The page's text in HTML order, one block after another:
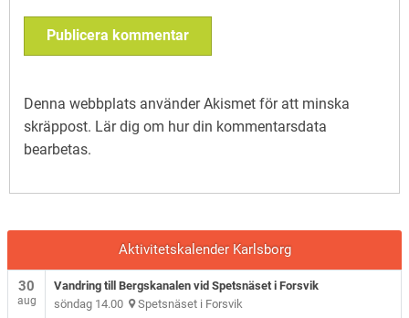
Denna webbplats använder Akismet för att minska
skräppost. Lär dig om hur din kommentarsdata
bearbetas.
Aktivitetskalender Karlsborg
30
aug
Vandring till Bergskanalen vid Spetsnäset i Forsvik
söndag 14.00 Spetsnäset i Forsvik